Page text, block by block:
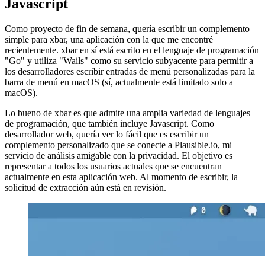
2 de octubre de 2021
Escribir un complemento xbar en
Javascript
Como proyecto de fin de semana, quería escribir un complemento
simple para xbar, una aplicación con la que me encontré
"Go" y utiliza "Wails" como su servicio subyacente para permitir a
los desarrolladores escribir entradas de menú personalizadas para la
barra de menú en macOS (sí, actualmente está limitado solo a
macOS).
Lo bueno de xbar es que admite una amplia variedad de lenguajes
de programación, que también incluye Javascript. Como
desarrollador web, quería ver lo fácil que es escribir un
servicio de análisis amigable con la privacidad. El objetivo es
representar a todos los usuarios actuales que se encuentran